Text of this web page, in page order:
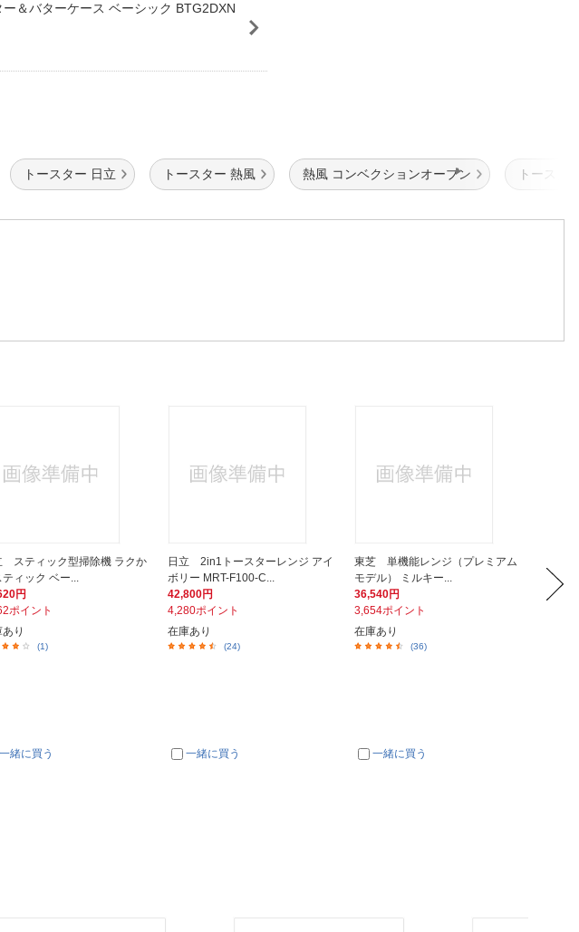
＆バターケース ベーシック BTG2DXN
トースター 日立 トースター 熱風 熱風 コンベクションオーブン トースタ
スティック型掃除機 ラクか
ティック ベー...
円
ポイント
り
(1)
一緒に買う
日立 2in1トースターレンジ アイ
ボリー MRT-F100-C...
42,800円
4,280ポイント
在庫あり
(24)
一緒に買う
東芝 単機能レンジ（プレミアム
モデル） ミルキー...
36,540円
3,654ポイント
在庫あり
(36)
一緒に買う
匠ブ
25,530